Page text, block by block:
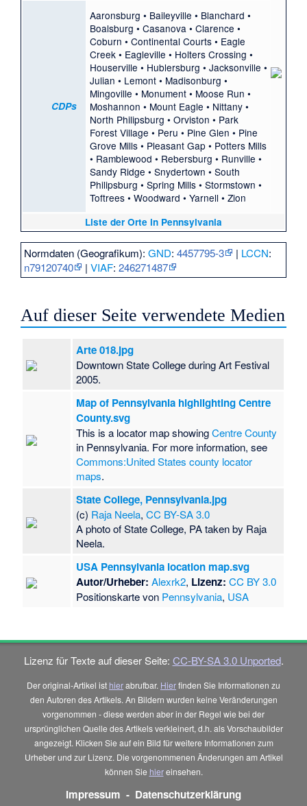
CDPs
Aaronsburg • Baileyville • Blanchard •
Boalsburg • Casanova• Clarence •
Coburn • Continental Courts• Eagle
Creek• Eagleville • Holters Crossing •
Houserville • Hublersburg • Jacksonville •
Julian • Lemont• Madisonburg •
Mingoville • Monument• Moose Run •
Moshannon • Mount Eagle • Nittany•
North Philipsburg • Orviston • Park
Forest Village • Peru • Pine Glen • Pine
Grove Mills• Pleasant Gap• Potters Mills
• Ramblewood • Rebersburg • Runville •
Sandy Ridge • Snydertown • South
Philipsburg • Spring Mills• Stormstown •
Toftrees• Woodward • Yarnell • Zion
Liste der Orte in Pennsylvania
Normdaten (Geografikum):GND:4457795-3 | LCCN:
n79120740
|VIAF:246271487
Auf dieser Seite verwendete Medien
Arte 018.jpg
Downtown State College during Art Festival
2005.
Map of Pennsylvania highlighting Centre
County.svg
This is a locator map showingCentre County
in Pennsylvania. For more information, see
Commons:United States county locator
maps.
State College, Pennsylvania.jpg
(c) Raja Neela,CC BY-SA 3.0
A photo of State College, PA taken by Raja
Neela.
USA Pennsylvania location map.svg
Autor/Urheber: Alexrk2, Lizenz: CC BY 3.0
Positionskarte von Pennsylvania, USA
Lizenz für Texte auf dieser Seite: CC-BY-SA 3.0 Unported.
Der original-Artikel ist hierabrufbar. Hierfinden Sie Informationen zu
den Autoren des Artikels. An Bildern wurden keine Veränderungen
vorgenommen - diese werden aber in der Regel wie bei der
ursprünglichen Quelle des Artikels verkleinert, d.h. als Vorschaubilder
angezeigt. Klicken Sie auf ein Bild für weitere Informationen zum
Urheber und zur Lizenz. Die vorgenommenen Änderungen am Artikel
können Sie hiereinsehen.
Impressum - Datenschutzerklärung